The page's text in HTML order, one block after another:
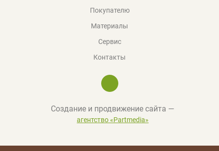
Покупателю
Материалы
Сервис
Контакты
Создание и продвижение сайта —
агентство «Partmedia»